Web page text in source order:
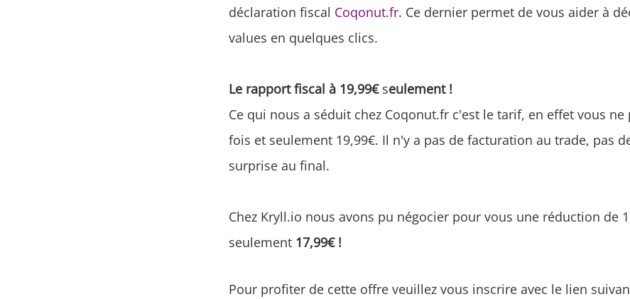
déclaration fiscal Coqonut.fr. Ce dernier permet de vous aider à
values en quelques clics.
Le rapport fiscal à 19,99€ seulement !
Ce qui nous a séduit chez Coqonut.fr c'est le tarif, en effet vous ne
fois et seulement 19,99€. Il n'y a pas de facturation au trade, pas
surprise au final.
Chez Kryll.io nous avons pu négocier pour vous une réduction de
seulement 17,99€ !
Pour profiter de cette offre veuillez vous inscrire avec le lien